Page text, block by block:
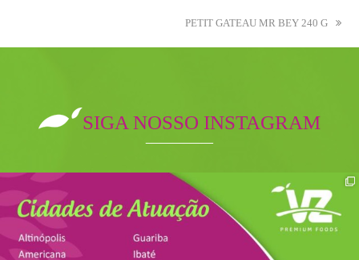
next
PETIT GATEAU MR BEY 240 G
SIGA NOSSO INSTAGRAM